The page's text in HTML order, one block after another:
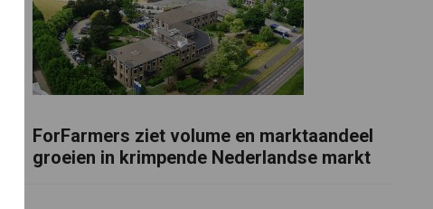
ForFarmers ziet volume en marktaandeel
groeien in krimpende Nederlandse markt